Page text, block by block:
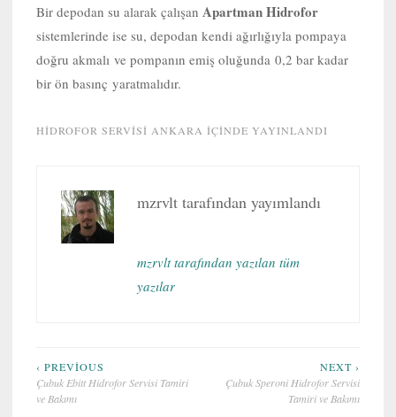
Bir depodan su alarak çalışan Apartman Hidrofor
sistemlerinde ise su, depodan kendi ağırlığıyla pompaya
doğru akmalı ve pompanın emiş oluğunda 0,2 bar kadar
bir ön basınç yaratmalıdır.
HIDROFOR SERVISI ANKARA IÇINDE YAYINLANDI
mzrvlt tarafından yayımlandı
mzrvlt tarafından yazılan tüm
yazılar
Yazı
gezinmesi
‹ PREVIOUS
Çubuk Ebitt Hidrofor Servisi Tamiri
ve Bakımı
NEXT ›
Çubuk Speroni Hidrofor Servisi
Tamiri ve Bakımı